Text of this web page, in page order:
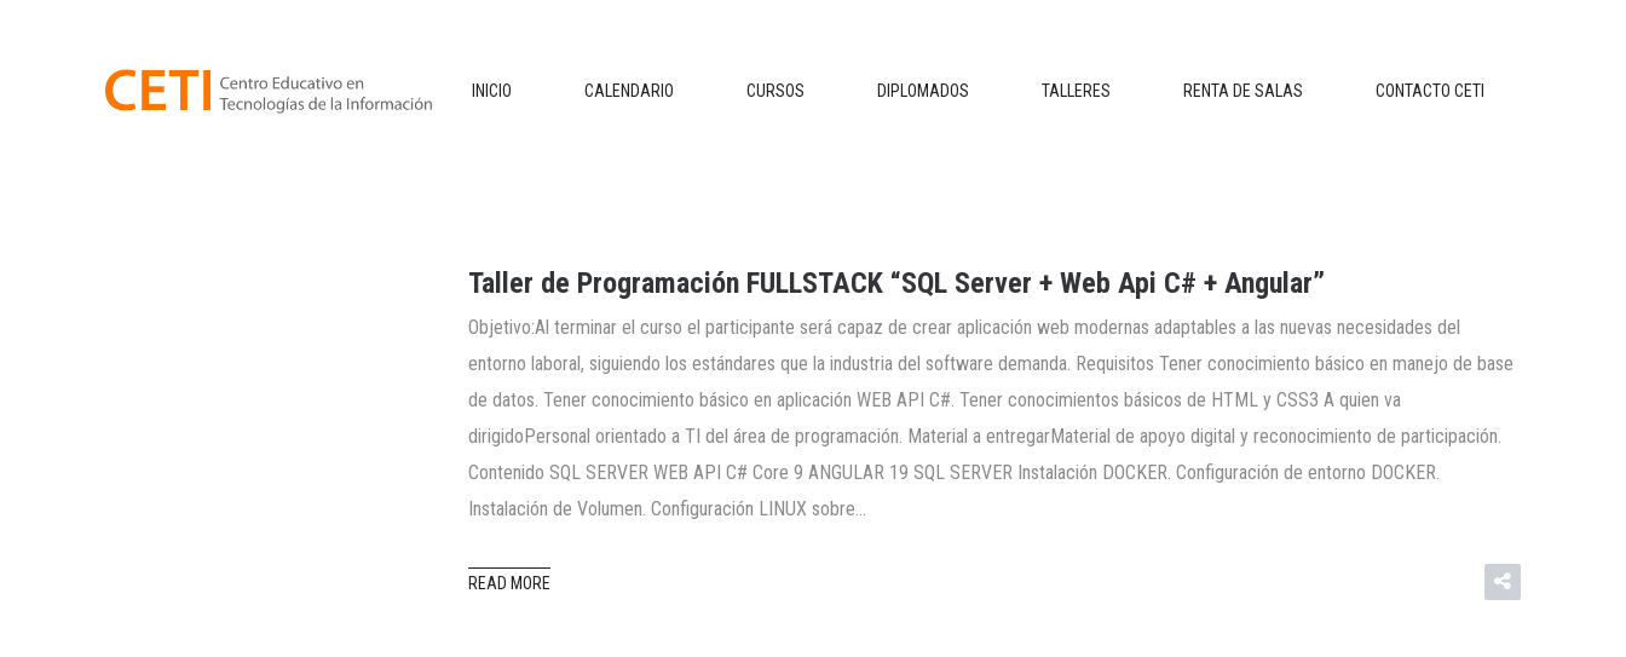
INICIO CALENDARIO CURSOS DIPLOMADOS TALLERES RENTA DE SALAS CONTACTO CETI
Taller de Programación FULLSTACK “SQL Server + Web Api C# + Angular”
Objetivo:Al terminar el curso el participante será capaz de crear aplicación web modernas adaptables a las nuevas necesidades del
entorno laboral, siguiendo los estándares que la industria del software demanda. Requisitos Tener conocimiento básico en manejo de base
de datos. Tener conocimiento básico en aplicación WEB API C#. Tener conocimientos básicos de HTML y CSS3 A quien va
dirigidoPersonal orientado a TI del área de programación. Material a entregarMaterial de apoyo digital y reconocimiento de participación.
Contenido SQL SERVER WEB API C# Core 9 ANGULAR 19 SQL SERVER Instalación DOCKER. Configuración de entorno DOCKER.
Instalación de Volumen. Configuración LINUX sobre…
READ MORE